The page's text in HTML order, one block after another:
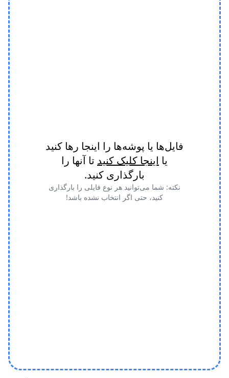
فایل‌ها یا پوشه‌ها را اینجا رها کنید
یا اینجا کلیک کنید تا آنها را
بارگذاری کنید.
نکته: شما می‌توانید هر نوع فایلی را بارگذاری
کنید، حتی اگر انتخاب نشده باشد!